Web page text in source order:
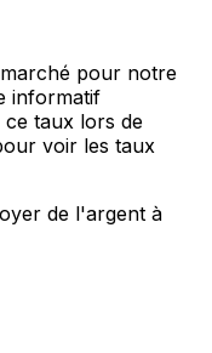
pour notre
informatif
ce taux lors de
voir les taux
de l'argent à